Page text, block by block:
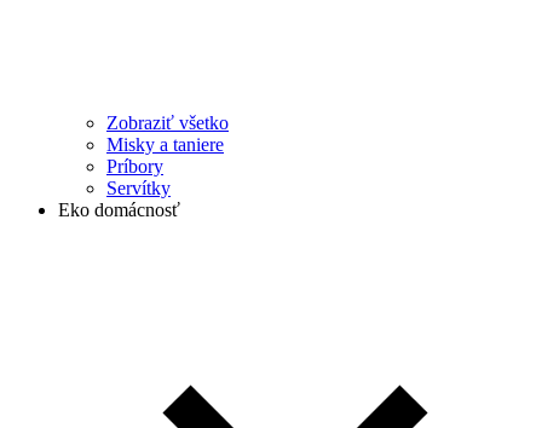
Zobraziť všetko
Misky a taniere
Príbory
Servítky
Eko domácnosť